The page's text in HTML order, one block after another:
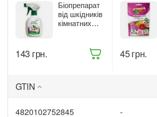
Біопрепарат
від шкідників
кімнатних
спрей 300 мл
‍143‍ грн. ‍45‍грн.
GTIN
4820102752845 -